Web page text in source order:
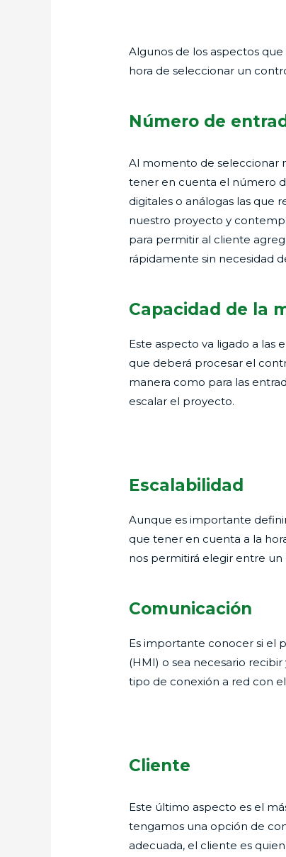
Algunos de los aspectos
hora de seleccionar un
Número de
Al momento de seleccionar
tener en cuenta el número
digitales o análogas las que
nuestro proyecto y
para permitir al cliente
rápidamente sin necesidad
Capacidad de la
Este aspecto va ligado a las
que deberá procesar el
manera como para las
escalar el proyecto.
Escalabilidad
Aunque es importante
que tener en cuenta a la
nos permitirá elegir entre
Comunicación
Es importante conocer si el
(HMI) o sea necesario
tipo de conexión a red con
Cliente
Este último aspecto es el
tengamos una opción de
adecuada, el cliente es